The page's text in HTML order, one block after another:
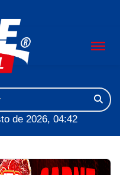
de 2026, 04:42